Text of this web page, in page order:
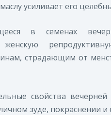
усиливает его
в семенах
женскую
страдающим от
свойства
зуде, покраснении и